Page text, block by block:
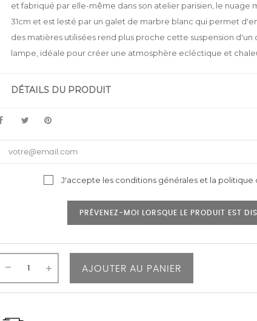
et fabriqué par elle-même dans son atelier parisien, le nuage
31cm et est lesté par un galet de marbre blanc qui permet
des matières utilisées rend plus proche cette suspension
lampe, idéale pour créer une atmosphère ecléctique et
DÉTAILS DU PRODUIT
J'accepte les conditions générales et la
PRÉVENEZ-MOI LORSQUE LE PRODUIT EST
AJOUTER AU PANIER